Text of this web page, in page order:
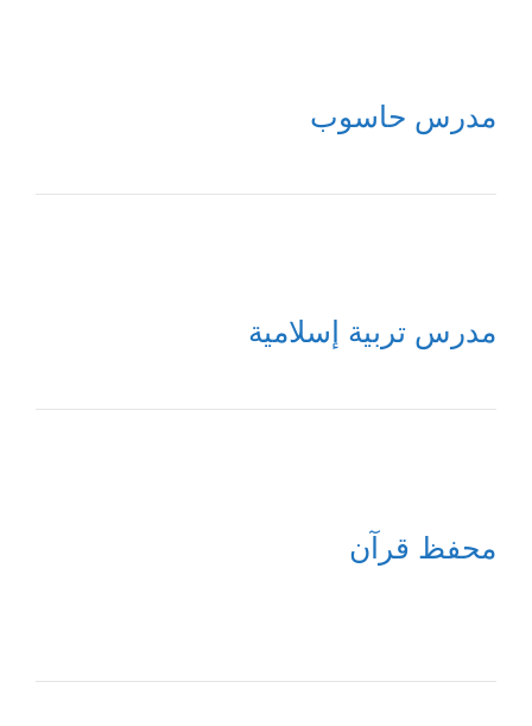
مدرس حاسوب
مدرس تربية إسلامية
محفظ قرآن